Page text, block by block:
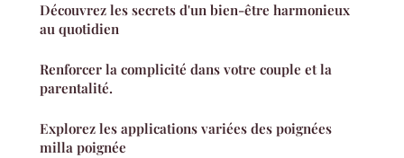
Découvrez les secrets d'un bien-être harmonieux
au quotidien
Renforcer la complicité dans votre couple et la
parentalité.
Explorez les applications variées des poignées
milla poignée